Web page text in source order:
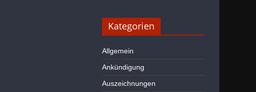
Kategorien
Allgemein
Ankündigung
Auszeichnungen